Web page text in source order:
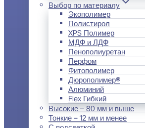
Выбор по материалу
Экополимер
Полистирол
XPS Полимер
МДФ и ЛДФ
Пенополиуретан
Перфом
Фитополимер
Дюрополимер®
Алюминий
Flex Гибкий
Высокие – 80 мм и выше
Тонкие – 12 мм и менее